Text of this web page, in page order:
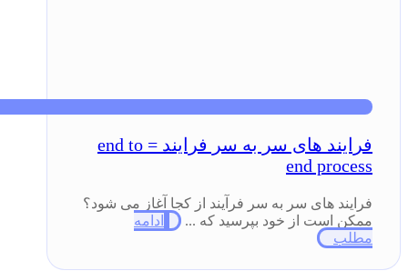
فرایند های سر به سر فرایند = end to
end process
فرایند های سر به سر فرآیند از کجا آغاز می شود؟
ممکن است از خود بپرسید که ...
ادامه
مطلب